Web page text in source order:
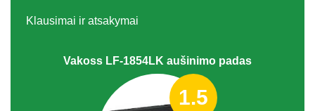
Klausimai ir atsakymai
Vakoss LF-1854LK aušinimo padas
1.5